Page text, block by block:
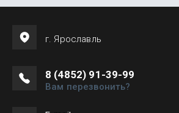
г. Ярославль
8 (4852) 91-39-99
Вам перезвонить?